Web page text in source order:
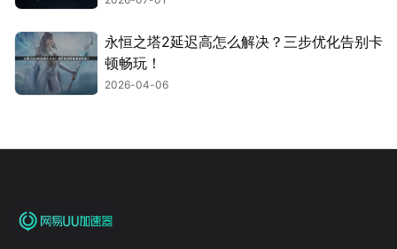
永恒之塔2延迟高怎么解决？三步优化告别卡
顿畅玩！
2026-04-06